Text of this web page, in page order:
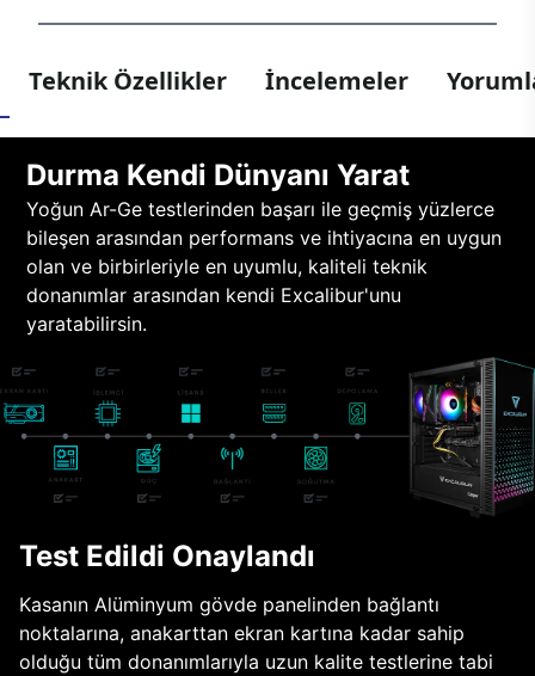
Teknik Özellikler İncelemeler
Durma Kendi Dünyanı Yarat
Yoğun Ar-Ge testlerinden başarı ile geçmiş yüzlerce
bileşen arasından performans ve ihtiyacına en uygun
olan ve birbirleriyle en uyumlu, kaliteli teknik
donanımlar arasından kendi Excalibur'unu
yaratabilirsin.
Test Edildi Onaylandı
Kasanın Alüminyum gövde panelinden bağlantı
noktalarına, anakarttan ekran kartına kadar sahip
olduğu tüm donanımlarıyla uzun kalite testlerine tabi